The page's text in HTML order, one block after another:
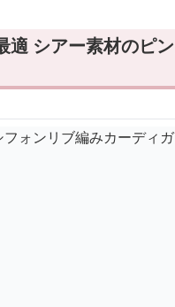
適 シアー素材のピ